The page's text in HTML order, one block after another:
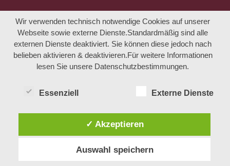
Wir verwenden technisch notwendige Cookies auf unserer
Webseite sowie externe Dienste.Standardmäßig sind alle
externen Dienste deaktiviert. Sie können diese jedoch nach
belieben aktivieren & deaktivieren.Für weitere Informationen
lesen Sie unsere Datenschutzbestimmungen.
Essenziell Externe Dienste
✓ Akzeptieren
Auswahl speichern